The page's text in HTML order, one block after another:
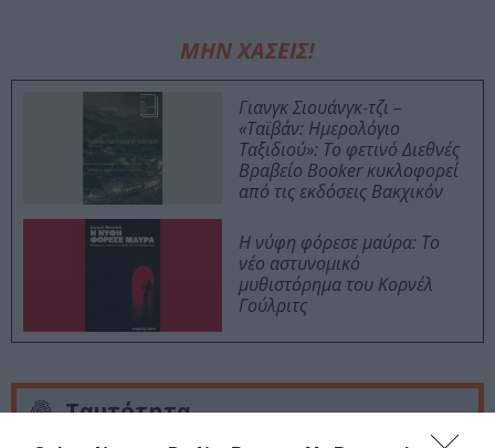
ΜΗΝ ΧΑΣΕΙΣ!
Γιανγκ Σιουάνγκ-τζι –
«Ταϊβάν: Ημερολόγιο
Ταξιδιού»: Το φετινό Διεθνές
Βραβείο Booker κυκλοφορεί
από τις εκδόσεις Βακχικόν
Η νύφη φόρεσε μαύρα: Το
νέο αστυνομικό
μυθιστόρημα του Κορνέλ
Γούλριτς
Ταυτότητα